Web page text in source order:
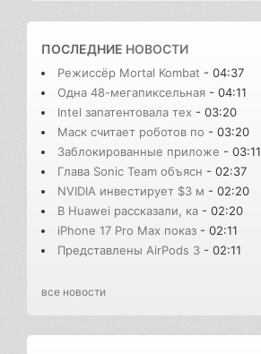
ПОСЛЕДНИЕ НОВОСТИ
Режиссёр Mortal Kombat - 04:37
Одна 48-мегапиксельная - 04:11
Intel запатентовала тех - 03:20
Маск считает роботов по - 03:20
Заблокированные приложе - 03:11
Глава Sonic Team объясн - 02:37
NVIDIA инвестирует $3 м - 02:20
В Huawei рассказали, ка - 02:20
iPhone 17 Pro Max показ - 02:11
Представлены AirPods 3 - 02:11
все новости